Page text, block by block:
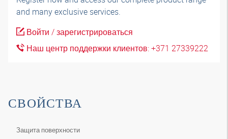
and many exclusive services.
Войти / зарегистрироваться
Наш центр поддержки клиентов: +371 27339222
СВОЙСТВА
Защита поверхности